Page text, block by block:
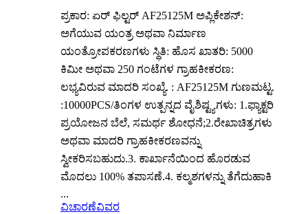
ಪ್ರಕಾರ: ಏರ್ ಫಿಲ್ಟರ್ AF25125M ಅಪ್ಲಿಕೇಶನ್:
ಅಗೆಯುವ ಯಂತ್ರ ಅಥವಾ ನಿರ್ಮಾಣ
ಯಂತ್ರೋಪಕರಣಗಳು ಸ್ಥಿತಿ: ಹೊಸ ಖಾತರಿ: 5000
ಕಿಮೀ ಅಥವಾ 250 ಗಂಟೆಗಳ ಗ್ರಾಹಕೀಕರಣ:
ಲಭ್ಯವಿರುವ ಮಾದರಿ ಸಂಖ್ಯೆ. : AF25125M ಗುಣಮಟ್ಟ.
:10000PCS/ತಿಂಗಳ ಉತ್ಪನ್ನದ ವೈಶಿಷ್ಟ್ಯಗಳು: 1.ಫ್ಯಾಕ್ಟರಿ
ಪ್ರಯೋಜನ ಬೆಲೆ, ಸಮರ್ಥ ಶೋಧನೆ;2.ರೇಖಾಚಿತ್ರಗಳು
ಅಥವಾ ಮಾದರಿ ಗ್ರಾಹಕೀಕರಣವನ್ನು
ಸ್ವೀಕರಿಸಬಹುದು.3. ಕಾರ್ಖಾನೆಯಿಂದ ಹೊರಡುವ
ಮೊದಲು 100% ತಪಾಸಣೆ.4. ಕಲ್ಮಶಗಳನ್ನು ತೆಗೆದುಹಾಕಿ
...
ವಿಚಾರಣೆವಿವರ